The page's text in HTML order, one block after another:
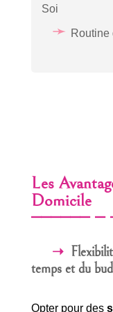
Soi
Routine
Les
Domicile
temps et du
Opter pour des